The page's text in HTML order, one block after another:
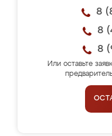
8
8
8
Или оставьте